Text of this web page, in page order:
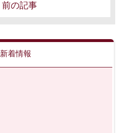
前の記事
新着情報